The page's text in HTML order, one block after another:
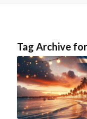
Tag Archive